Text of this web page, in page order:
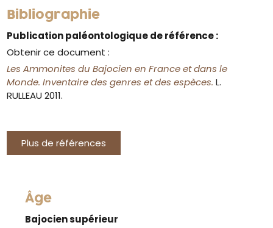
Bibliographie
Publication paléontologique de référence :
Obtenir ce document :
Les Ammonites du Bajocien en France et dans le
Monde. Inventaire des genres et des espèces. L.
RULLEAU 2011.
Plus de références
Âge
Bajocien supérieur